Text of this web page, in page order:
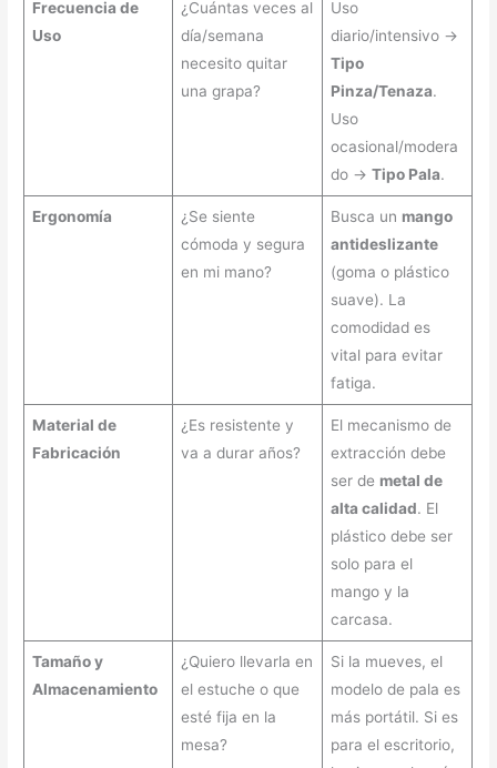
Frecuencia de
Uso
¿Cuántas veces al
día/semana
necesito quitar
una grapa?
Uso
diario/intensivo →
Tipo
Pinza/Tenaza.
Uso
ocasional/modera
do → Tipo Pala.
Ergonomía
¿Se siente
cómoda y segura
en mi mano?
Busca un mango
antideslizante
(goma o plástico
suave). La
comodidad es
vital para evitar
fatiga.
Material de
Fabricación
¿Es resistente y
va a durar años?
El mecanismo de
extracción debe
ser de metal de
alta calidad. El
plástico debe ser
solo para el
mango y la
carcasa.
Tamaño y
Almacenamiento
¿Quiero llevarla en
el estuche o que
esté fija en la
mesa?
Si la mueves, el
modelo de pala es
más portátil. Si es
para el escritorio,